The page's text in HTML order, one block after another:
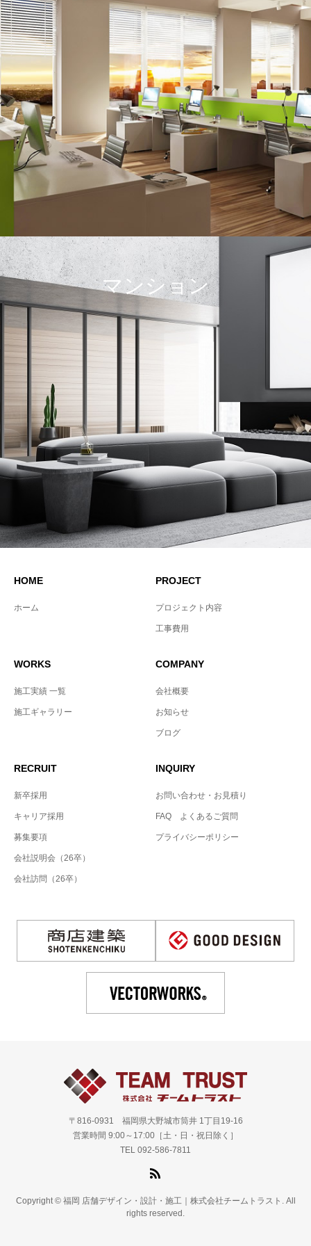
マンション
HOME
ホーム
PROJECT
プロジェクト内容
工事費用
WORKS
施工実績 一覧
施工ギャラリー
COMPANY
会社概要
お知らせ
ブログ
RECRUIT
新卒採用
キャリア採用
募集要項
会社説明会（26卒）
会社訪問（26卒）
INQUIRY
お問い合わせ・お見積り
FAQ よくあるご質問
プライバシーポリシー
〒816-0931 福岡県大野城市筒井 1丁目19-16
営業時間 9:00～17:00［土・日・祝日除く］
TEL 092-586-7811
Copyright © 福岡 店舗デザイン・設計・施工｜株式会社チームトラスト. All
rights reserved.